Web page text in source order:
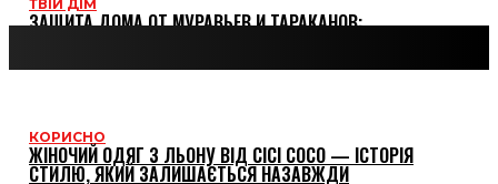
ТВІЙ ДІМ
ЗАЩИТА ДОМА ОТ МУРАВЬЕВ И ТАРАКАНОВ:
КОРИСНО
ЖІНОЧИЙ ОДЯГ З ЛЬОНУ ВІД CICI COCO — ІСТОРІЯ
СТИЛЮ, ЯКИЙ ЗАЛИШАЄТЬСЯ НАЗАВЖДИ